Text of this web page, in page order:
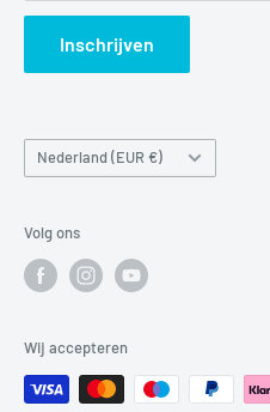
Search
Inschrijven
Land/regio
Nederland (EUR €)
Volg ons
Wij accepteren